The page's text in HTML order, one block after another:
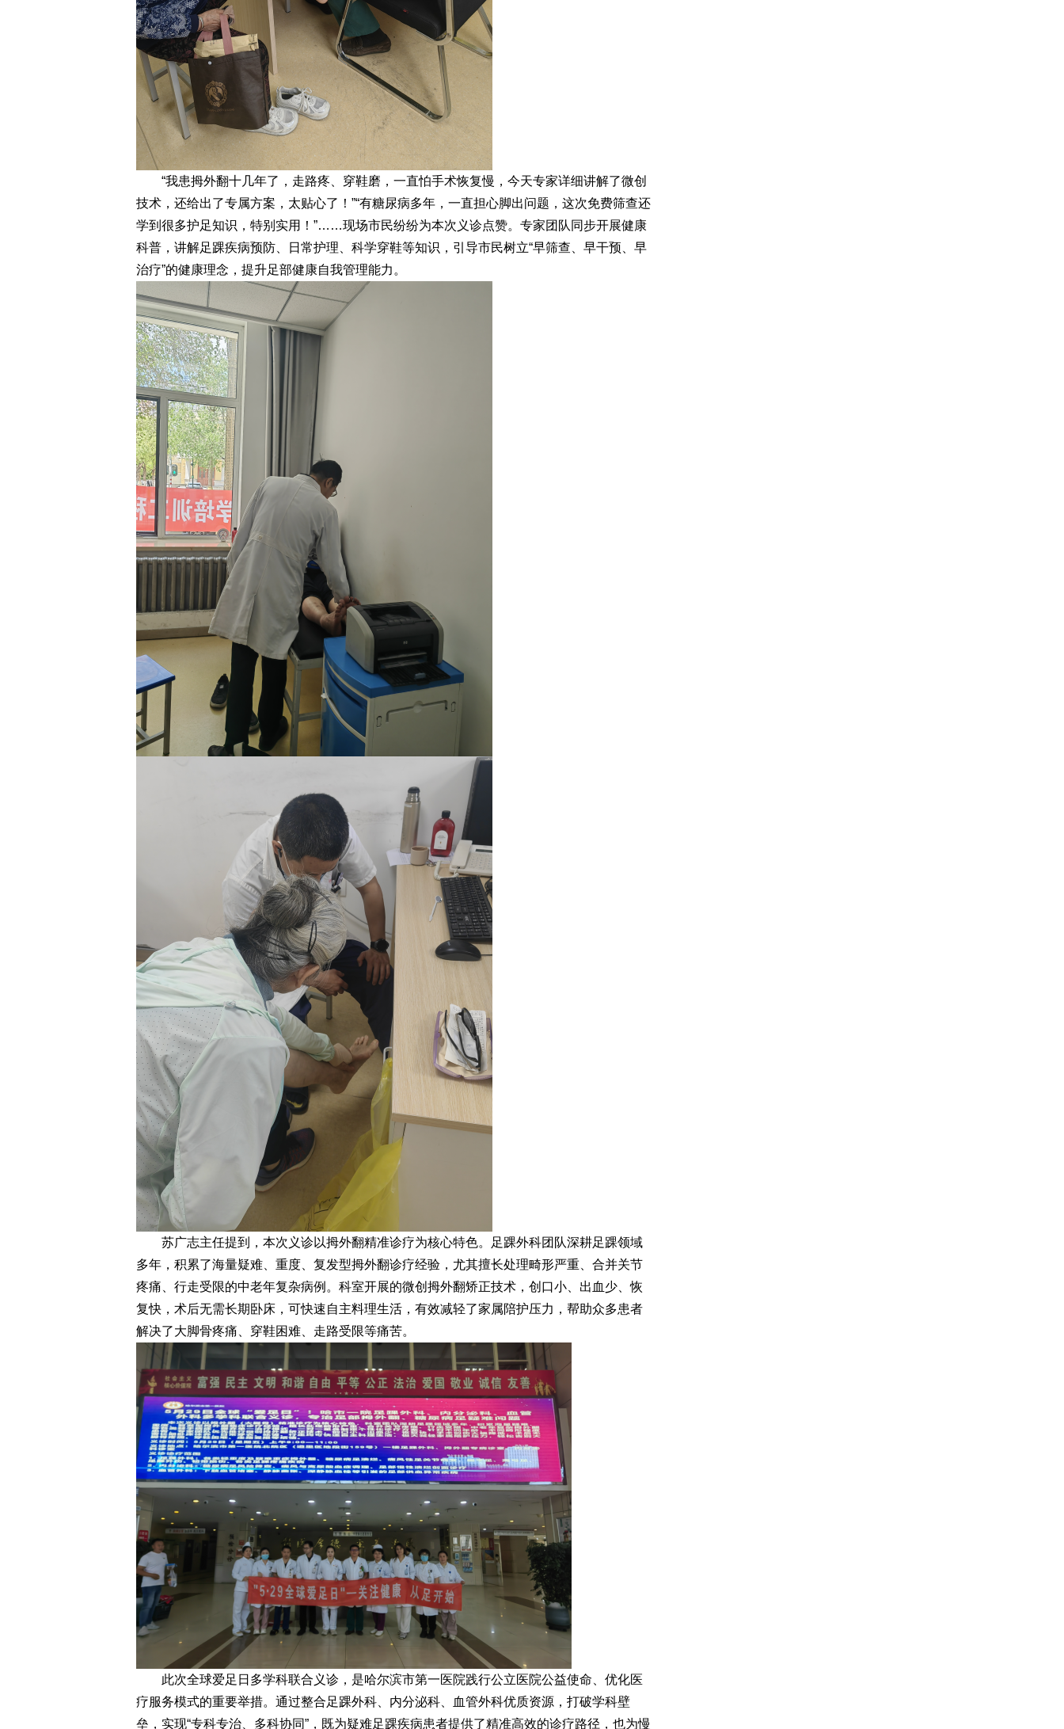
“我患拇外翻十几年了，走路疼、穿鞋磨，一直怕手术恢复慢，今天专家详细讲解了微创
技术，还给出了专属方案，太贴心了！”“有糖尿病多年，一直担心脚出问题，这次免费筛查还
学到很多护足知识，特别实用！”……现场市民纷纷为本次义诊点赞。专家团队同步开展健康
科普，讲解足踝疾病预防、日常护理、科学穿鞋等知识，引导市民树立“早筛查、早干预、早
治疗”的健康理念，提升足部健康自我管理能力。
苏广志主任提到，本次义诊以拇外翻精准诊疗为核心特色。足踝外科团队深耕足踝领域
多年，积累了海量疑难、重度、复发型拇外翻诊疗经验，尤其擅长处理畸形严重、合并关节
疼痛、行走受限的中老年复杂病例。科室开展的微创拇外翻矫正技术，创口小、出血少、恢
复快，术后无需长期卧床，可快速自主料理生活，有效减轻了家属陪护压力，帮助众多患者
解决了大脚骨疼痛、穿鞋困难、走路受限等痛苦。
此次全球爱足日多学科联合义诊，是哈尔滨市第一医院践行公立医院公益使命、优化医
疗服务模式的重要举措。通过整合足踝外科、内分泌科、血管外科优质资源，打破学科壁
垒，实现“专科专治、多科协同”，既为疑难足踝疾病患者提供了精准高效的诊疗路径，也为慢